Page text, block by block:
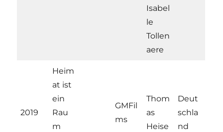
Isabel
le
Tollen
aere
2019
Heim
at ist
ein
Rau
m
GMFil
ms
Thom
as
Heise
Deut
schla
nd